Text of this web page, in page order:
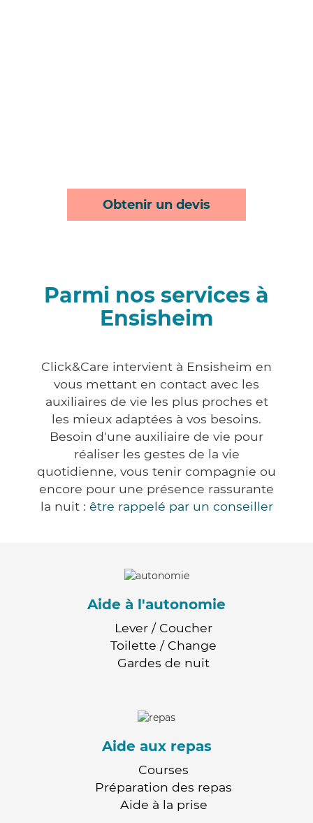
Obtenir un devis
Parmi nos services à
Ensisheim
Click&Care intervient à Ensisheim en
vous mettant en contact avec les
auxiliaires de vie les plus proches et
les mieux adaptées à vos besoins.
Besoin d'une auxiliaire de vie pour
réaliser les gestes de la vie
quotidienne, vous tenir compagnie ou
encore pour une présence rassurante
la nuit : être rappelé par un conseiller
Aide à l'autonomie
Lever / Coucher
Toilette / Change
Gardes de nuit
Aide aux repas
Courses
Préparation des repas
Aide à la prise